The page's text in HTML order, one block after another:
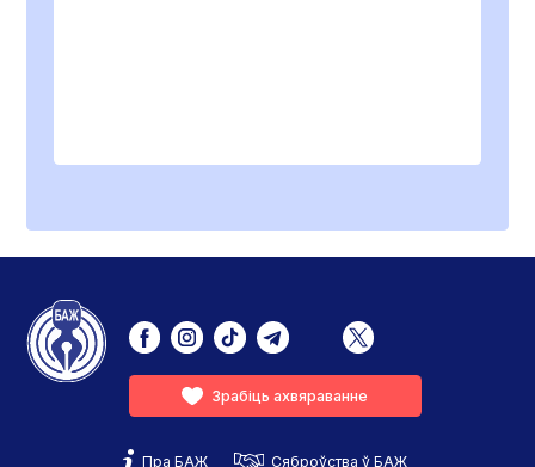
Зрабіць ахвяраванне
Пра БАЖ Сяброўства ў БАЖ